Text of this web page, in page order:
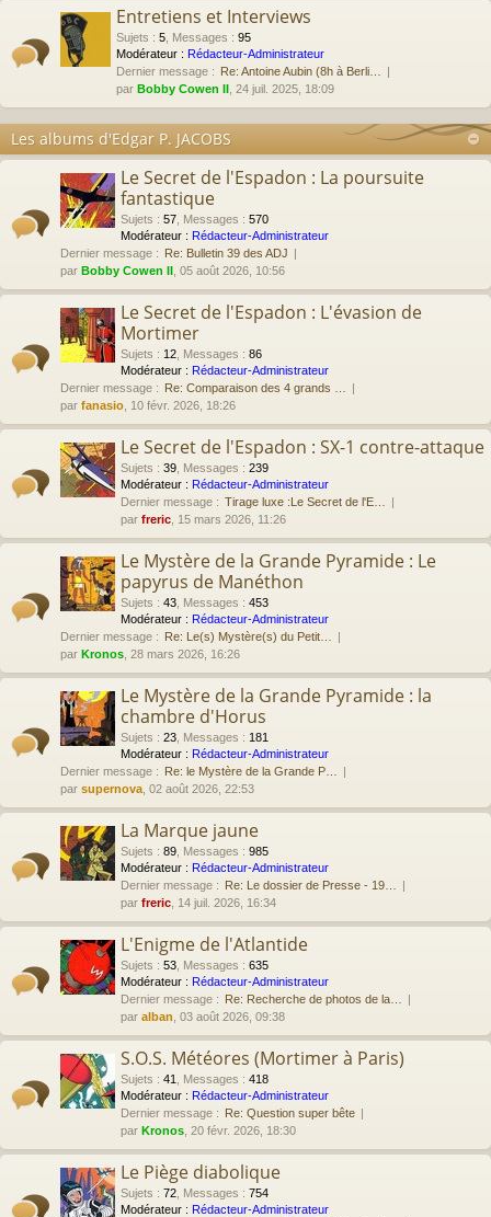
Entretiens et Interviews
Sujets : 5 Messages : 95
Modérateur : Rédacteur-Administrateur
Dernier message : Re: Antoine Aubin (8h à Berli…
par Bobby Cowen II , 24 juil. 2025, 18:09
Les albums d'Edgar P. JACOBS
Le Secret de l'Espadon : La poursuite
fantastique
Sujets : 57 Messages : 570
Modérateur : Rédacteur-Administrateur
Dernier message : Re: Bulletin 39 des ADJ
par Bobby Cowen II , 05 août 2026, 10:56
Le Secret de l'Espadon : L'évasion de
Mortimer
Sujets : 12 Messages : 86
Modérateur : Rédacteur-Administrateur
Dernier message : Re: Comparaison des 4 grands …
par fanasio , 10 févr. 2026, 18:26
Le Secret de l'Espadon : SX-1 contre-attaque
Sujets : 39 Messages : 239
Modérateur : Rédacteur-Administrateur
Dernier message : Tirage luxe :Le Secret de l'E…
par freric , 15 mars 2026, 11:26
Le Mystère de la Grande Pyramide : Le
papyrus de Manéthon
Sujets : 43 Messages : 453
Modérateur : Rédacteur-Administrateur
Dernier message : Re: Le(s) Mystère(s) du Petit…
par Kronos , 28 mars 2026, 16:26
Le Mystère de la Grande Pyramide : la
chambre d'Horus
Sujets : 23 Messages : 181
Modérateur : Rédacteur-Administrateur
Dernier message : Re: le Mystère de la Grande P…
par supernova , 02 août 2026, 22:53
La Marque jaune
Sujets : 89 Messages : 985
Modérateur : Rédacteur-Administrateur
Dernier message : Re: Le dossier de Presse - 19…
par freric , 14 juil. 2026, 16:34
L'Enigme de l'Atlantide
Sujets : 53 Messages : 635
Modérateur : Rédacteur-Administrateur
Dernier message : Re: Recherche de photos de la…
par alban , 03 août 2026, 09:38
S.O.S. Météores (Mortimer à Paris)
Sujets : 41 Messages : 418
Modérateur : Rédacteur-Administrateur
Dernier message : Re: Question super bête
par Kronos , 20 févr. 2026, 18:30
Le Piège diabolique
Sujets : 72 Messages : 754
Modérateur : Rédacteur-Administrateur